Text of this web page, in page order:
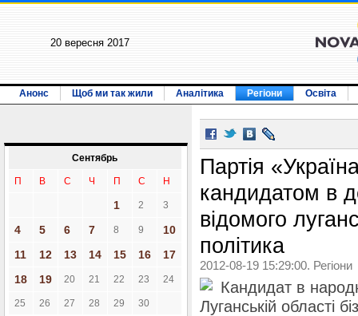
20 вересня 2017
Анонс Щоб ми так жили Аналітика Регіони Освіта
Сентябрь
П В С Ч П С Н
1 2 3
4 5 6 7 8 9
10
11
12 13 14 15 16
17
18
19 20 21 22 23 24
25 26 27 28 29 30
Партія
кандидатом в
відомого
політика
2012-08-19 15:29:00. Регіони
Кандидат в
Луганській області